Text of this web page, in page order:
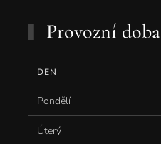
Provozní doba
DEN
Pondělí
Úterý